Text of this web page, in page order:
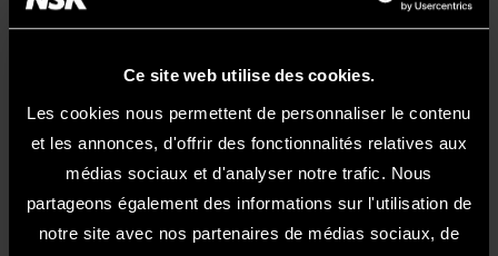
Ce site web utilise des cookies.
Les cookies nous permettent de personnaliser le contenu
et les annonces, d'offrir des fonctionnalités relatives aux
médias sociaux et d'analyser notre trafic. Nous
partageons également des informations sur l'utilisation de
notre site avec nos partenaires de médias sociaux, de
Chirurgie
Chirur
gie
Vario
Surg
Ti-